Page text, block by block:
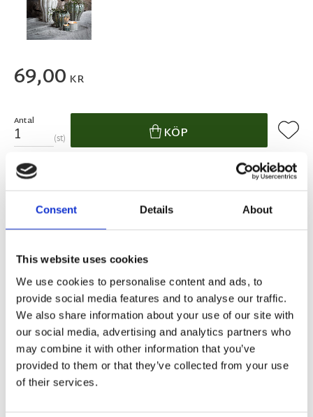
Consent Details About
This website uses cookies
We use cookies to personalise content and ads, to
provide social media features and to analyse our traffic.
We also share information about your use of our site with
our social media, advertising and analytics partners who
may combine it with other information that you’ve
provided to them or that they’ve collected from your use
of their services.
69,00 KR
Antal
st KÖP Lägg
Lagerstatus
Tillverkare
Fri frakt över 995kr
BESKRIVNING
Vacker ljuslykta i grönmelerat porslin.
När ljuset brunnit ut så använder du lyktan med